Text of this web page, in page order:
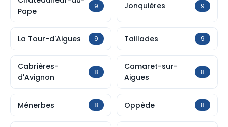
Pape
9 Jonquières 9
La Tour-d'Aigues 9 Taillades 9
Cabrières-
d'Avignon
8
Camaret-sur-
Aigues
8
Ménerbes 8 Oppède 8